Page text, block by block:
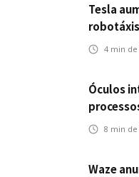
Tesla
4 min
Óculos
seguros
8 min
Waze